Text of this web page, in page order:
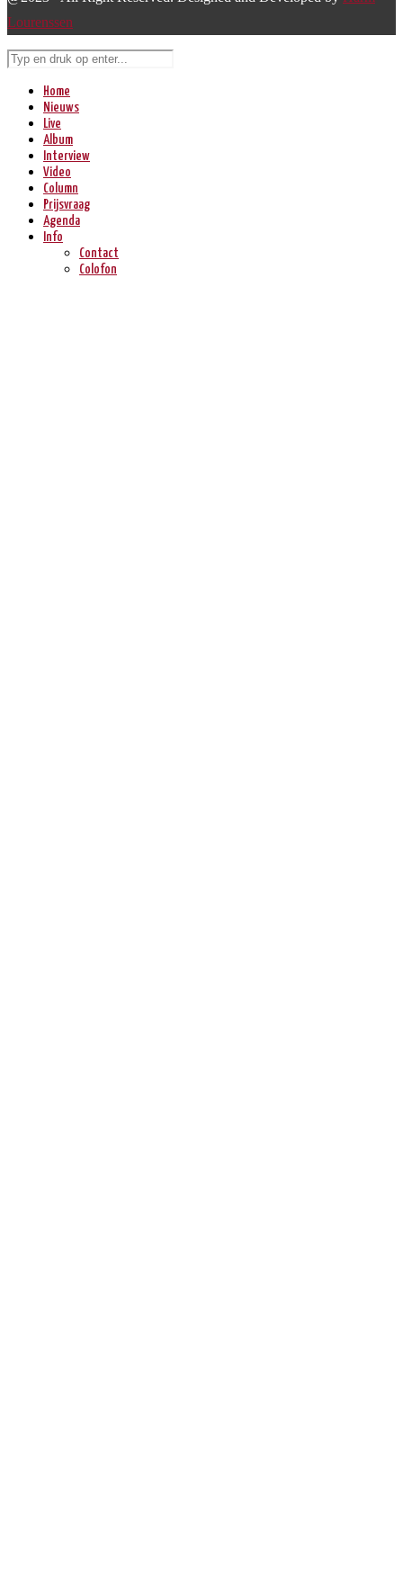
Lourenssen
Home
Nieuws
Live
Album
Interview
Video
Column
Prijsvraag
Agenda
Info
Contact
Colofon